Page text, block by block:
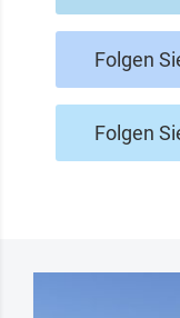
Folgen
Folgen